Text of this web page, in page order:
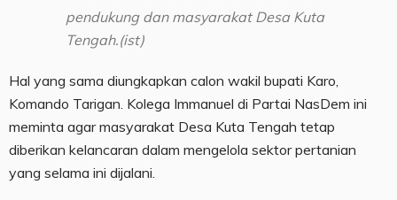
pendukung dan masyarakat Desa Kuta
Tengah.(ist)
Hal yang sama diungkapkan calon wakil bupati Karo,
Komando Tarigan. Kolega Immanuel di Partai NasDem ini
meminta agar masyarakat Desa Kuta Tengah tetap
diberikan kelancaran dalam mengelola sektor pertanian
yang selama ini dijalani.